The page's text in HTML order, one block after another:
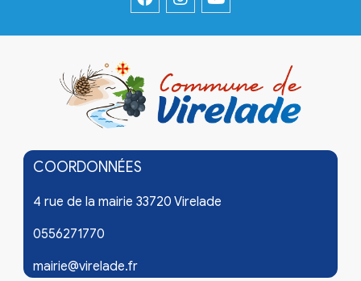
COORDONNÉES
4 rue de la mairie 33720 Virelade
0556271770
mairie@virelade.fr